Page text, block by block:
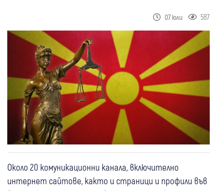
07 юли 587
Около 20 комуникационни канала, включително
интернет сайтове, както и страници и профили във